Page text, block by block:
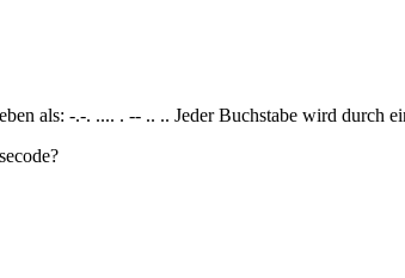
als: -.-. .... . -- .. .. Jeder Buchstabe wird durch